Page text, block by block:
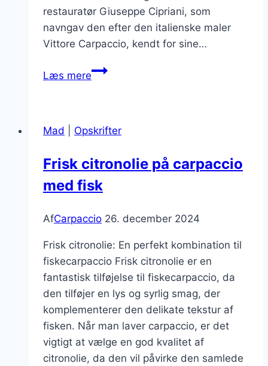
restauratør Giuseppe Cipriani, som
navngav den efter den italienske maler
Vittore Carpaccio, kendt for sine…
Læs mereCarpaccio
og
Mad Opskrifter
Frisk citronolie på carpaccio
med fisk
AfCarpaccio 26. december 2024
Frisk citronolie: En perfekt kombination til
fiskecarpaccio Frisk citronolie er en
fantastisk tilføjelse til fiskecarpaccio, da
den tilføjer en lys og syrlig smag, der
komplementerer den delikate tekstur af
fisken. Når man laver carpaccio, er det
vigtigt at vælge en god kvalitet af
citronolie, da den vil påvirke den samlede